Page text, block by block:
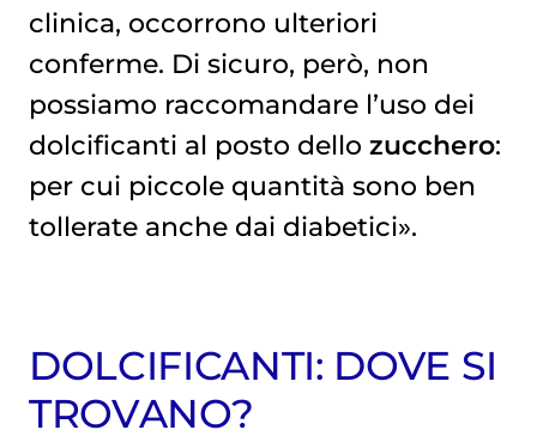
clinica, occorrono ulteriori
conferme. Di sicuro, però, non
possiamo raccomandare l’uso dei
dolcificanti al posto dello zucchero:
per cui piccole quantità sono ben
tollerate anche dai diabetici».
DOLCIFICANTI: DOVE SI
TROVANO?